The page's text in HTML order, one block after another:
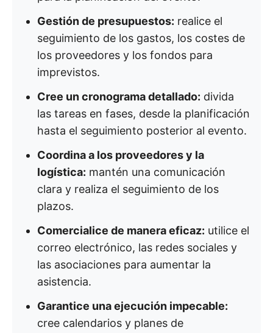
Gestión de presupuestos: realice el
seguimiento de los gastos, los costes de
los proveedores y los fondos para
imprevistos.
Cree un cronograma detallado: divida
las tareas en fases, desde la planificación
hasta el seguimiento posterior al evento.
Coordina a los proveedores y la
logística: mantén una comunicación
clara y realiza el seguimiento de los
plazos.
Comercialice de manera eficaz: utilice el
correo electrónico, las redes sociales y
las asociaciones para aumentar la
asistencia.
Garantice una ejecución impecable:
cree calendarios y planes de